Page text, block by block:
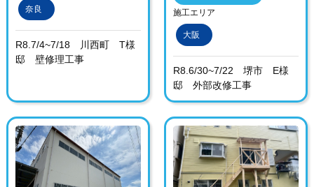
奈良
R8.7/4~7/18 川西町 T様
邸 壁修理工事
施工エリア
大阪
R8.6/30~7/22 堺市 E様
邸 外部改修工事